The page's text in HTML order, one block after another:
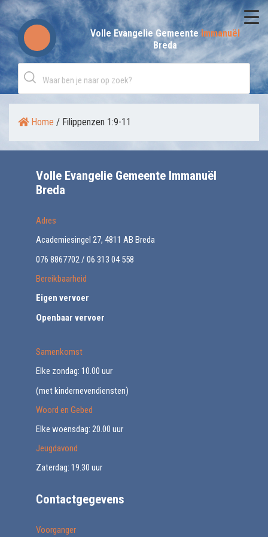
Skip
to
content
Volle Evangelie GemeenteImmanuël
Breda
Home / Filippenzen 1:9-11
Volle Evangelie Gemeente Immanuël
Breda
Adres
Academiesingel 27, 4811 AB Breda
076 8867702 / 06 313 04 558
Bereikbaarheid
Eigen vervoer
Openbaar vervoer
Samenkomst
Elke zondag: 10.00 uur
(met kindernevendiensten)
Woord en Gebed
Elke woensdag: 20.00 uur
Jeugdavond
Zaterdag: 19.30 uur
Contactgegevens
Voorganger